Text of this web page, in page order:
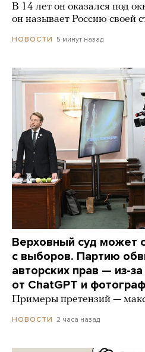
В 14 лет он оказался под
он называет Россию своей
НОВОСТИ 5 минут назад
Верховный суд может
с выборов. Партию
авторских прав — из-
от ChatGPT и
Примеры претензий —
НОВОСТИ 2 часа назад